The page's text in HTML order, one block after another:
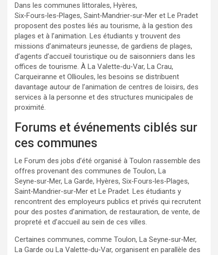
Dans les communes littorales, Hyères,
Six‑Fours‑les‑Plages, Saint‑Mandrier‑sur‑Mer et Le Pradet
proposent des postes liés au tourisme, à la gestion des
plages et à l’animation. Les étudiants y trouvent des
missions d’animateurs jeunesse, de gardiens de plages,
d’agents d’accueil touristique ou de saisonniers dans les
offices de tourisme. À La Valette‑du‑Var, La Crau,
Carqueiranne et Ollioules, les besoins se distribuent
davantage autour de l’animation de centres de loisirs, des
services à la personne et des structures municipales de
proximité.
Forums et événements ciblés sur
ces communes
Le Forum des jobs d’été organisé à Toulon rassemble des
offres provenant des communes de Toulon, La
Seyne‑sur‑Mer, La Garde, Hyères, Six‑Fours‑les‑Plages,
Saint‑Mandrier‑sur‑Mer et Le Pradet. Les étudiants y
rencontrent des employeurs publics et privés qui recrutent
pour des postes d’animation, de restauration, de vente, de
propreté et d’accueil au sein de ces villes.
Certaines communes, comme Toulon, La Seyne‑sur‑Mer,
La Garde ou La Valette‑du‑Var, organisent en parallèle des